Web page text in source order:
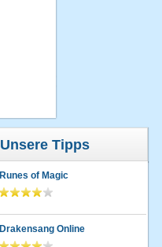
Unsere Tipps
Runes of Magic
Drakensang Online